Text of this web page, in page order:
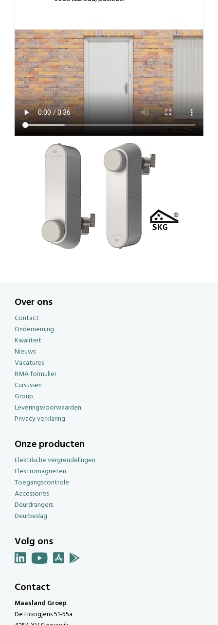
Over ons
Contact
Onderneming
Kwaliteit
Nieuws
Vacatures
RMA formulier
Cursussen
Group
Leveringsvoorwaarden
Privacy verklaring
Onze producten
Elektrische vergrendelingen
Elektromagneten
Toegangscontrole
Accessoires
Deurdrangers
Deurbeslag
Volg ons
Contact
Maasland Groep
De Hoogjens 51-55a